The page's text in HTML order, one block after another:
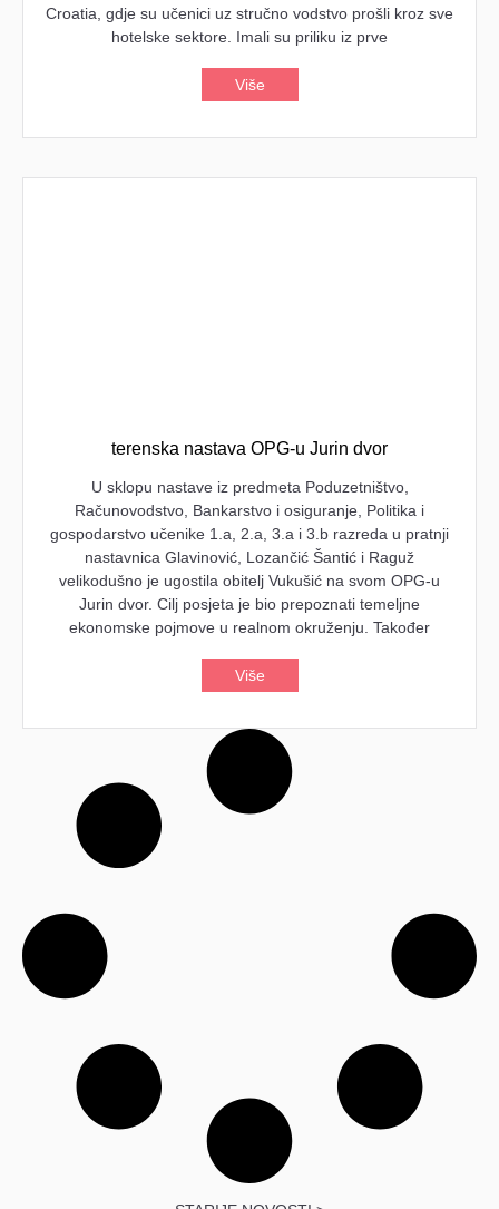
Croatia, gdje su učenici uz stručno vodstvo prošli kroz sve
hotelske sektore. Imali su priliku iz prve
Više
terenska nastava OPG-u Jurin dvor
U sklopu nastave iz predmeta Poduzetništvo,
Računovodstvo, Bankarstvo i osiguranje, Politika i
gospodarstvo učenike 1.a, 2.a, 3.a i 3.b razreda u pratnji
nastavnica Glavinović, Lozančić Šantić i Raguž
velikodušno je ugostila obitelj Vukušić na svom OPG-u
Jurin dvor. Cilj posjeta je bio prepoznati temeljne
ekonomske pojmove u realnom okruženju. Također
Više